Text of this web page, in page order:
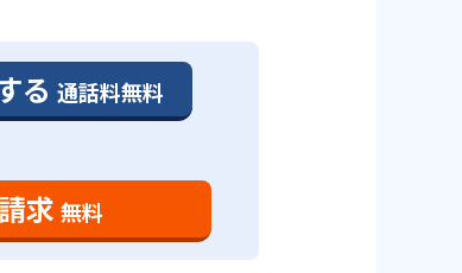
トの点数アップも狙え
気軽に相談でき、希
できるので、生活スタ
もあるので、カリキュ
藤沢総合高校 -
-
る 通話料無料
求 無料